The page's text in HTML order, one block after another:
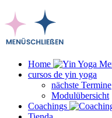
Home
cursos de yin yoga
nächste Termine
Modulübersicht
Coachings